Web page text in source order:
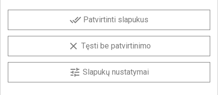
done_all Patvirtinti slapukus
clear Tęsti be patvirtinimo
tune Slapukų nustatymai